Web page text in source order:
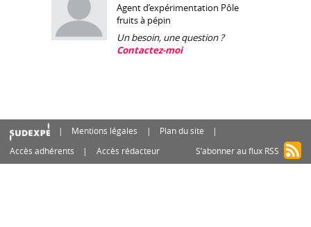
Agent d’expérimentation Pôle
fruits à pépin
Un besoin, une question ?
Contactez-moi
Mentions légales
Plan du site
Accès adhérents
Accès rédacteur S’abonner au flux RSS